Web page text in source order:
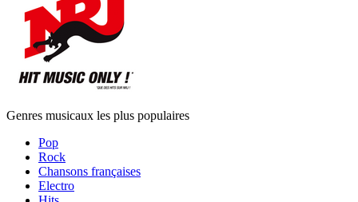
Genres musicaux les plus populaires
Pop
Rock
Chansons françaises
Electro